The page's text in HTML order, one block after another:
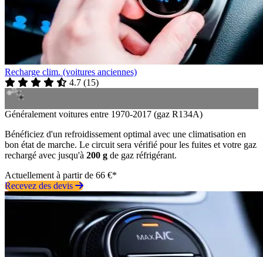
Recharge clim. (voitures anciennes)
4.7 (15)
Généralement voitures entre 1970-2017 (gaz R134A)
Bénéficiez d'un refroidissement optimal avec une climatisation en
bon état de marche. Le circuit sera vérifié pour les fuites et votre gaz
rechargé avec jusqu'à 200 g de gaz réfrigérant.
Actuellement à partir de 66 €*
Recevez des devis